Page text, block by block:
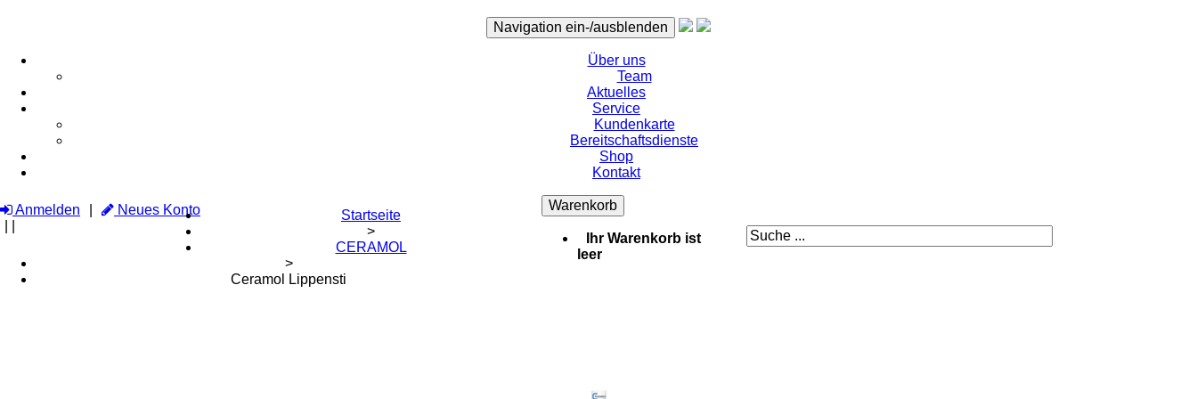
Navigation ein-/ausblenden
Über uns
Team
Aktuelles
Service
Kundenkarte
Bereitschaftsdienste
Shop
Kontakt
Anmelden
Neues Konto
Warenkorb
Ihr Warenkorb ist
leer
Startseite
>
CERAMOL
>
Ceramol Lippensti